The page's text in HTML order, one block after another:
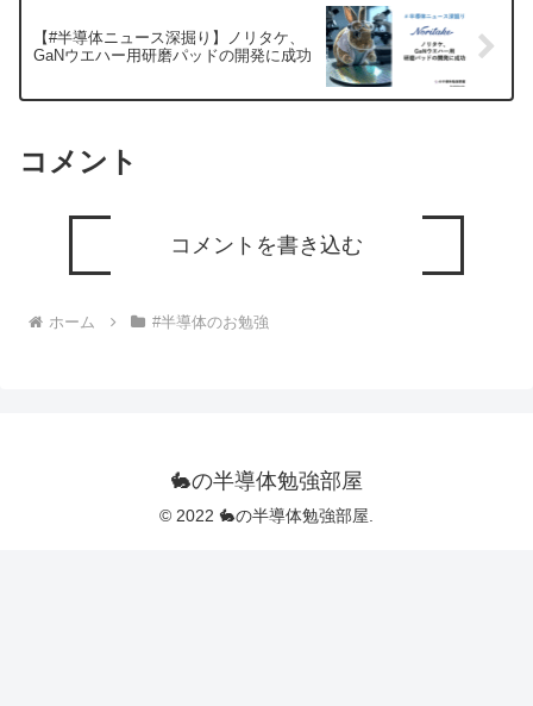
【#半導体ニュース深掘り】ノリタケ、
GaNウエハー用研磨パッドの開発に成功
コメント
コメントを書き込む
ホーム #半導体のお勉強
🐇の半導体勉強部屋
© 2022 🐇の半導体勉強部屋.